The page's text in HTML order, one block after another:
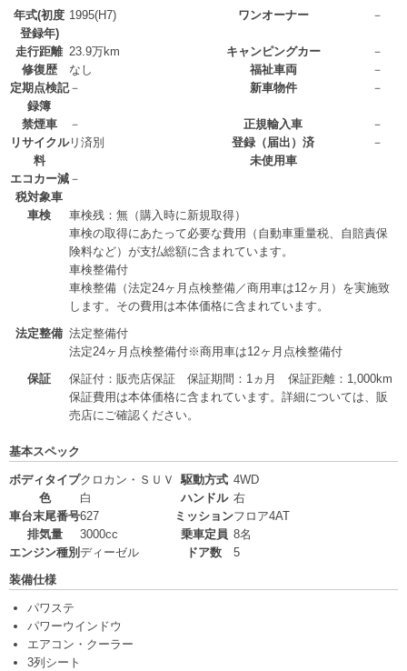
年式(初度
登録年)
1995(H7) ワンオーナー －
走行距離 23.9万km キャンピングカー
－
修復歴
なし 福祉車両
－
定期点検記
録簿
－ 新車物件 －
禁煙車 － 正規輸入車
－
リサイクル
料
リ済別
登録（届出）済
未使用車
－
エコカー減
税対象車
－
車検
車検残：無（購入時に新規取得）
車検の取得にあたって必要な費用（自動車重量税、自賠責保
険料など）が支払総額に含まれています。
車検整備付
車検整備（法定24ヶ月点検整備／商用車は12ヶ月）を実施致
します。その費用は本体価格に含まれています。
法定整備 法定整備付
法定24ヶ月点検整備付※商用車は12ヶ月点検整備付
保証
保証付：販売店保証 保証期間：1ヵ月 保証距離：1,000km
保証費用は本体価格に含まれています。詳細については、販
売店にご確認ください。
基本スペック
ボディタイプクロカン・ＳＵＶ 駆動方式 4WD
色
白 ハンドル 右
車台末尾番号627 ミッションフロア4AT
排気量
3000cc 乗車定員 8名
エンジン種別 ディーゼル ドア数
5
装備仕様
パワステ
パワーウインドウ
エアコン・クーラー
3列シート